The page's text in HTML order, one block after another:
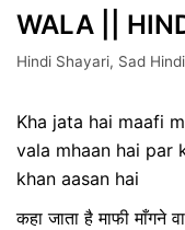
WALA ||
Hindi Shayari, Sad
Kha jata hai maafi
vala mhaan hai par
khan aasan hai
कहा जाता है माफी माँगने